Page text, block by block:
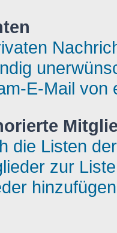
E-Mail
die Listen
zur